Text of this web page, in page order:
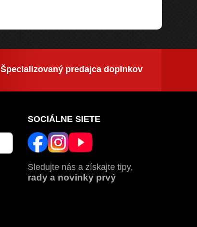
Špecializovaný predajca doplnkov
SOCIÁLNE SIETE
Sledujte nás a získajte tipy,
rady a novinky prvý